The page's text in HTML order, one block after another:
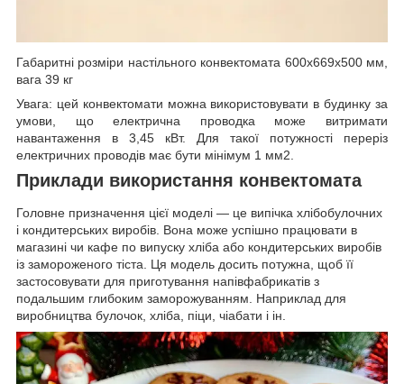
Габаритні розміри настільного конвектомата 600x669x500 мм,
вага 39 кг
Увага: цей конвектомати можна використовувати в будинку за
умови, що електрична проводка може витримати
навантаження в 3,45 кВт. Для такої потужності переріз
електричних проводів має бути мінімум 1 мм2
Приклади використання конвектомата
Головне призначення цієї моделі — це випічка хлібобулочних
і кондитерських виробів. Вона може успішно працювати в
магазині чи кафе по випуску хліба або кондитерських виробів
із замороженого тіста. Ця модель досить потужна, щоб її
застосовувати для приготування напівфабрикатів з
подальшим глибоким заморожуванням. Наприклад для
виробництва булочок, хліба, піци, чіабати і ін.